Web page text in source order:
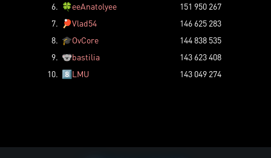
6. 🍀eeAnatolyee
151 950 267
7.
🏓Vlad54
146 625 283
8. 🎓OvCore
144 838 535
9. 🐨bastilia
143 623 408
10. 8️⃣LMU 143 049 274